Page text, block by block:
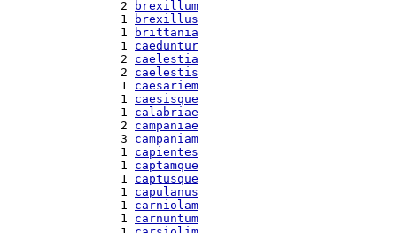
  2
brexillum
  1
brexillus
  1
brittania
  1
caeduntur
  2
caelestia
  2
caelestis
  1
caesariem
  1
caesisque
  1
calabriae
  2
campaniae
  3
campaniam
  1
capientes
  1
captamque
  1
captusque
  1
capulanus
  1
carniolam
  1
carnuntum